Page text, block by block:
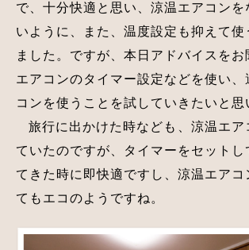
で、十分快適と思い、涼温エアコンを
いように、また、温度設定も抑えて使
ました。ですが、本日アドバイスをお
エアコンのタイマー設定などを使い、
コンを使うことを試していきたいと思
旅行に出かけた時なども、涼温エア
ていたのですが、タイマーをセットし
てきた時に即快適ですし、涼温エアコ
てもエコのようですね。